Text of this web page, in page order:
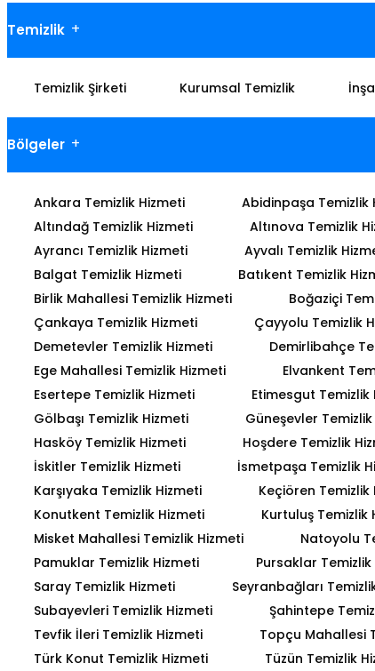
Temizlik
Temizlik Şirketi Kurumsal Temizlik
Bölgeler
Ankara Temizlik Hizmeti Abidinpaşa Temizlik
Altındağ Temizlik Hizmeti
Altınova Temizlik
Ayrancı Temizlik Hizmeti
Ayvalı Temizlik
Balgat Temizlik Hizmeti
Batıkent Temizlik
Birlik Mahallesi Temizlik Hizmeti
Boğaziçi
Çankaya Temizlik Hizmeti
Çayyolu Temizlik
Demetevler Temizlik Hizmeti
Demirlibahçe
Ege Mahallesi Temizlik Hizmeti
Elvankent
Esertepe Temizlik Hizmeti
Etimesgut Temizlik
Gölbaşı Temizlik Hizmeti
Güneşevler
Hasköy Temizlik Hizmeti
Hoşdere Temizlik
İskitler Temizlik Hizmeti
İsmetpaşa Temizlik
Karşıyaka Temizlik Hizmeti
Keçiören Temizlik
Konutkent Temizlik Hizmeti
Kurtuluş Temizlik
Misket Mahallesi Temizlik Hizmeti
Natoyolu
Pamuklar Temizlik Hizmeti
Pursaklar Temizlik
Saray Temizlik Hizmeti
Seyranbağları
Subayevleri Temizlik Hizmeti
Şahintepe
Tevfik İleri Temizlik Hizmeti
Topçu Mahallesi
Türk Konut Temizlik Hizmeti
Tüzün Temizlik